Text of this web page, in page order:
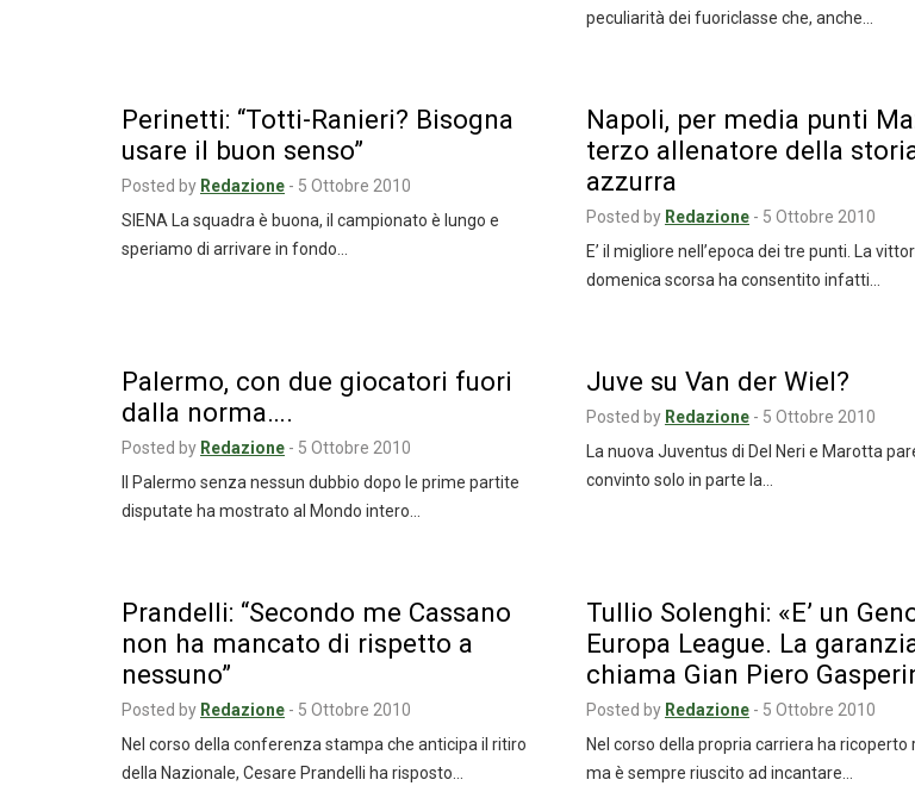
peculiarità dei fuoriclasse che, anche…
Perinetti: “Totti-Ranieri? Bisogna
usare il buon senso”
Posted by Redazione - 5 Ottobre 2010
SIENA La squadra è buona, il campionato è lungo e
speriamo di arrivare in fondo…
Napoli, per media punti
terzo allenatore della
azzurra
Posted by Redazione - 5 Ottobre 2010
E’ il migliore nell’epoca dei tre punti. La
domenica scorsa ha consentito infatti…
Palermo, con due giocatori fuori
dalla norma….
Posted by Redazione - 5 Ottobre 2010
Il Palermo senza nessun dubbio dopo le prime partite
disputate ha mostrato al Mondo intero…
Juve su Van der Wiel?
Posted by Redazione - 5 Ottobre 2010
La nuova Juventus di Del Neri e Marotta
convinto solo in parte la…
Prandelli: “Secondo me Cassano
non ha mancato di rispetto a
nessuno”
Posted by Redazione - 5 Ottobre 2010
Nel corso della conferenza stampa che anticipa il ritiro
della Nazionale, Cesare Prandelli ha risposto…
Tullio Solenghi: «E’ un
Europa League. La
chiama Gian Piero
Posted by Redazione - 5 Ottobre 2010
Nel corso della propria carriera ha ricoperto
ma è sempre riuscito ad incantare…